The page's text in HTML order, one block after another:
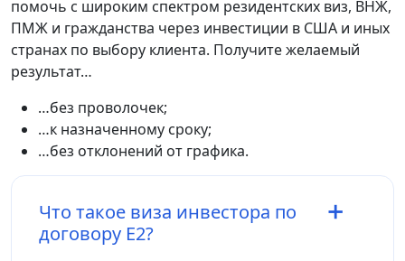
помочь с широким спектром резидентских виз, ВНЖ,
ПМЖ и гражданства через инвестиции в США и иных
странах по выбору клиента. Получите желаемый
результат…
…без проволочек;
…к назначенному сроку;
…без отклонений от графика.
Что такое виза инвестора по
договору E2?